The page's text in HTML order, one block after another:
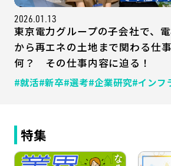
2026.01.13
東京電力グループの子会社で、
から再エネの土地まで関わる仕
何？ その仕事内容に迫る！
#就活#新卒#選考#企業研究#インフ
特集